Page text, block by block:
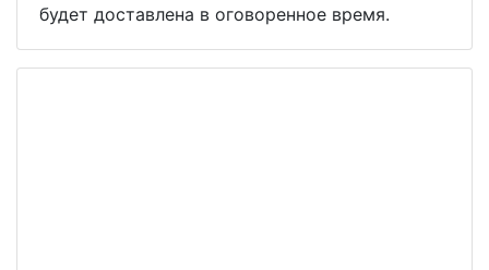
будет доставлена в оговоренное время.